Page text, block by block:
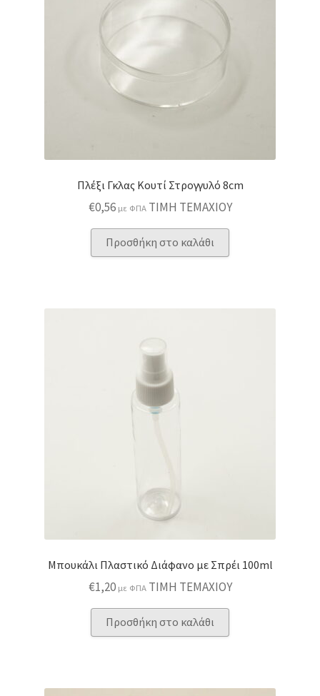
Πλέξι Γκλας Κουτί Στρογγυλό 8cm
€0,56 με ΦΠΑ ΤΙΜΗ ΤΕΜΑΧΙΟΥ
Προσθήκη στο καλάθι
Μπουκάλι Πλαστικό Διάφανο με Σπρέι 100ml
€1,20 με ΦΠΑ ΤΙΜΗ ΤΕΜΑΧΙΟΥ
Προσθήκη στο καλάθι